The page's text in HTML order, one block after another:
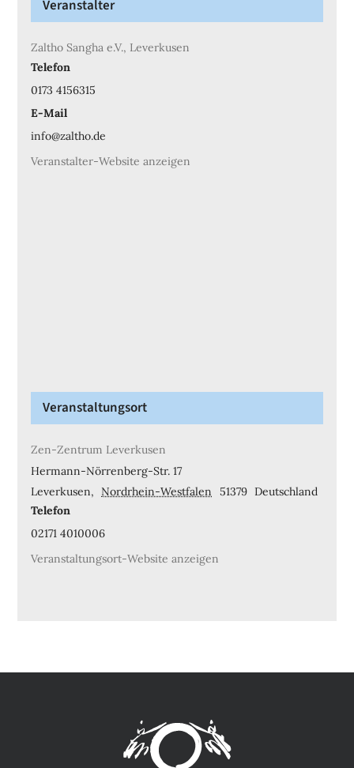
Veranstalter
Zaltho Sangha e.V., Leverkusen
Telefon
0173 4156315
E-Mail
info@zaltho.de
Veranstalter-Website anzeigen
Veranstaltungsort
Zen-Zentrum Leverkusen
Hermann-Nörrenberg-Str. 17
Leverkusen, Nordrhein-Westfalen 51379 Deutschland
Telefon
02171 4010006
Veranstaltungsort-Website anzeigen